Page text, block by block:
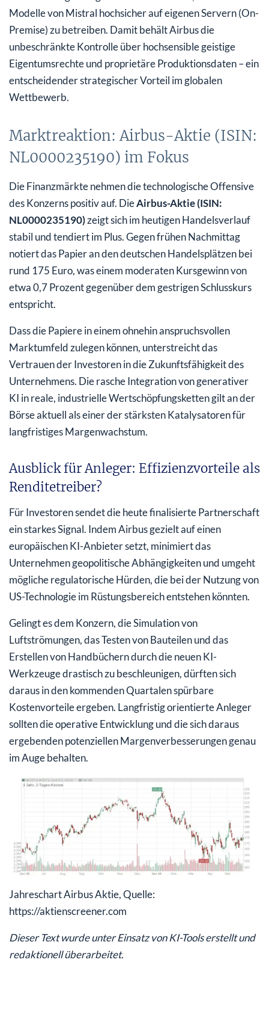
Modelle von Mistral hochsicher auf eigenen Servern (On-
Premise) zu betreiben. Damit behält Airbus die
unbeschränkte Kontrolle über hochsensible geistige
Eigentumsrechte und proprietäre Produktionsdaten – ein
entscheidender strategischer Vorteil im globalen
Wettbewerb.
Marktreaktion: Airbus-Aktie (ISIN:
NL0000235190) im Fokus
Die Finanzmärkte nehmen die technologische Offensive
des Konzerns positiv auf. DieAirbus-Aktie (ISIN:
NL0000235190)zeigt sich im heutigen Handelsverlauf
stabil und tendiert im Plus. Gegen frühen Nachmittag
notiert das Papier an den deutschen Handelsplätzen bei
rund 175 Euro, was einem moderaten Kursgewinn von
etwa 0,7 Prozent gegenüber dem gestrigen Schlusskurs
entspricht.
Dass die Papiere in einem ohnehin anspruchsvollen
Marktumfeld zulegen können, unterstreicht das
Vertrauen der Investoren in die Zukunftsfähigkeit des
Unternehmens. Die rasche Integration von generativer
KI in reale, industrielle Wertschöpfungsketten gilt an der
Börse aktuell als einer der stärksten Katalysatoren für
langfristiges Margenwachstum.
Ausblick für Anleger: Effizienzvorteile als
Renditetreiber?
Für Investoren sendet die heute finalisierte Partnerschaft
ein starkes Signal. Indem Airbus gezielt auf einen
europäischen KI-Anbieter setzt, minimiert das
Unternehmen geopolitische Abhängigkeiten und umgeht
mögliche regulatorische Hürden, die bei der Nutzung von
US-Technologie im Rüstungsbereich entstehen könnten.
Gelingt es dem Konzern, die Simulation von
Luftströmungen, das Testen von Bauteilen und das
Erstellen von Handbüchern durch die neuen KI-
Werkzeuge drastisch zu beschleunigen, dürften sich
daraus in den kommenden Quartalen spürbare
Kostenvorteile ergeben. Langfristig orientierte Anleger
sollten die operative Entwicklung und die sich daraus
ergebenden potenziellen Margenverbesserungen genau
im Auge behalten.
Jahreschart Airbus Aktie, Quelle:
https://aktienscreener.com
Dieser Text wurde unter Einsatz von KI-Tools erstellt und
redaktionell überarbeitet.